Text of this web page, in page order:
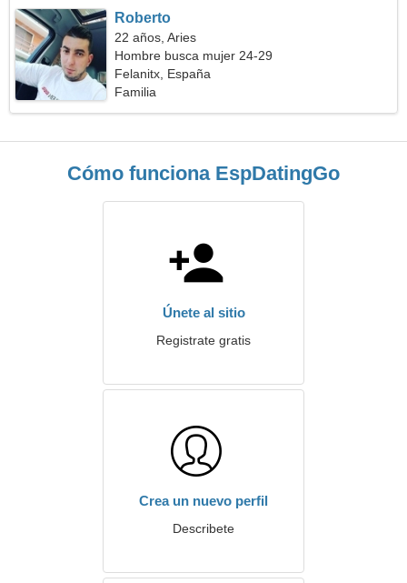
Roberto
22 años, Aries
Hombre busca mujer 24-29
Felanitx, España
Familia
Cómo funciona EspDatingGo
Únete al sitio
Registrate gratis
Crea un nuevo perfil
Describete